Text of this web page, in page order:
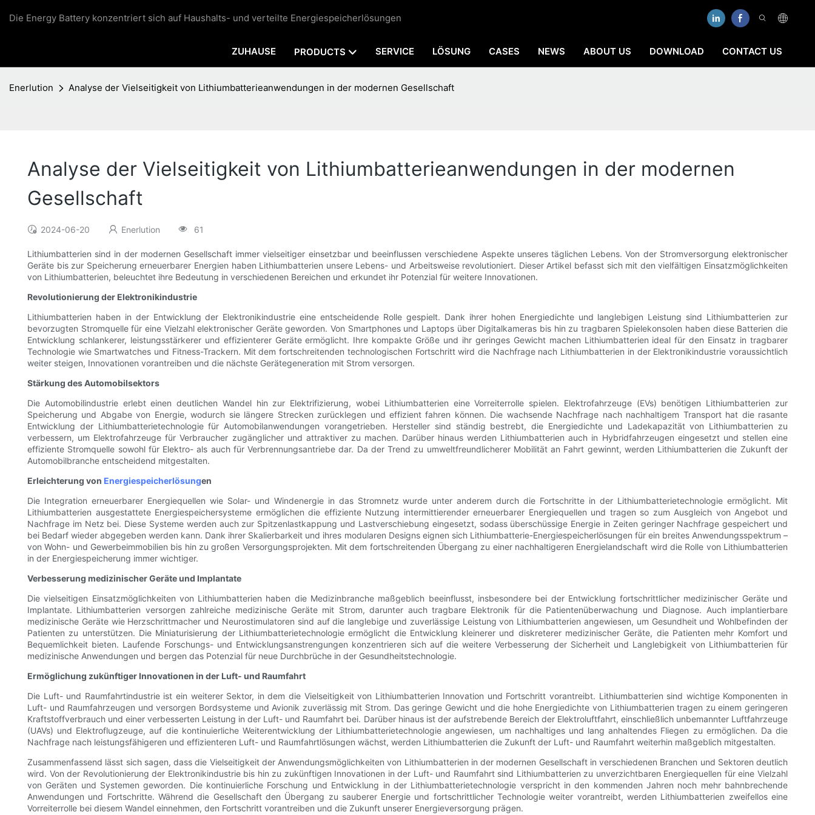
Die Energy Battery konzentriert sich auf Haushalts- und verteilte Energiespeicherlösungen
ZUHAUSE PRODUCTS SERVICE LÖSUNG CASES NEWS ABOUT US DOWNLOAD CONTACT US
Enerlution Analyse der Vielseitigkeit von Lithiumbatterieanwendungen in der modernen Gesellschaft
Analyse der Vielseitigkeit von Lithiumbatterieanwendungen in der modernen
Gesellschaft
2024-06-20 Enerlution 61
Lithiumbatterien sind in der modernen Gesellschaft immer vielseitiger einsetzbar und beeinflussen verschiedene Aspekte unseres täglichen Lebens. Von der Stromversorgung elektronischer
Geräte bis zur Speicherung erneuerbarer Energien haben Lithiumbatterien unsere Lebens- und Arbeitsweise revolutioniert. Dieser Artikel befasst sich mit den vielfältigen Einsatzmöglichkeiten
von Lithiumbatterien, beleuchtet ihre Bedeutung in verschiedenen Bereichen und erkundet ihr Potenzial für weitere Innovationen.
Revolutionierung der Elektronikindustrie
Lithiumbatterien haben in der Entwicklung der Elektronikindustrie eine entscheidende Rolle gespielt. Dank ihrer hohen Energiedichte und langlebigen Leistung sind Lithiumbatterien zur
bevorzugten Stromquelle für eine Vielzahl elektronischer Geräte geworden. Von Smartphones und Laptops über Digitalkameras bis hin zu tragbaren Spielekonsolen haben diese Batterien die
Entwicklung schlankerer, leistungsstärkerer und effizienterer Geräte ermöglicht. Ihre kompakte Größe und ihr geringes Gewicht machen Lithiumbatterien ideal für den Einsatz in tragbarer
Technologie wie Smartwatches und Fitness-Trackern. Mit dem fortschreitenden technologischen Fortschritt wird die Nachfrage nach Lithiumbatterien in der Elektronikindustrie voraussichtlich
weiter steigen, Innovationen vorantreiben und die nächste Gerätegeneration mit Strom versorgen.
Stärkung des Automobilsektors
Die Automobilindustrie erlebt einen deutlichen Wandel hin zur Elektrifizierung, wobei Lithiumbatterien eine Vorreiterrolle spielen. Elektrofahrzeuge (EVs) benötigen Lithiumbatterien zur
Speicherung und Abgabe von Energie, wodurch sie längere Strecken zurücklegen und effizient fahren können. Die wachsende Nachfrage nach nachhaltigem Transport hat die rasante
Entwicklung der Lithiumbatterietechnologie für Automobilanwendungen vorangetrieben. Hersteller sind ständig bestrebt, die Energiedichte und Ladekapazität von Lithiumbatterien zu
verbessern, um Elektrofahrzeuge für Verbraucher zugänglicher und attraktiver zu machen. Darüber hinaus werden Lithiumbatterien auch in Hybridfahrzeugen eingesetzt und stellen eine
effiziente Stromquelle sowohl für Elektro- als auch für Verbrennungsantriebe dar. Da der Trend zu umweltfreundlicherer Mobilität an Fahrt gewinnt, werden Lithiumbatterien die Zukunft der
Automobilbranche entscheidend mitgestalten.
Erleichterung von Energiespeicherlösungen
Die Integration erneuerbarer Energiequellen wie Solar- und Windenergie in das Stromnetz wurde unter anderem durch die Fortschritte in der Lithiumbatterietechnologie ermöglicht. Mit
Lithiumbatterien ausgestattete Energiespeichersysteme ermöglichen die effiziente Nutzung intermittierender erneuerbarer Energiequellen und tragen so zum Ausgleich von Angebot und
Nachfrage im Netz bei. Diese Systeme werden auch zur Spitzenlastkappung und Lastverschiebung eingesetzt, sodass überschüssige Energie in Zeiten geringer Nachfrage gespeichert und
bei Bedarf wieder abgegeben werden kann. Dank ihrer Skalierbarkeit und ihres modularen Designs eignen sich Lithiumbatterie-Energiespeicherlösungen für ein breites Anwendungsspektrum –
von Wohn- und Gewerbeimmobilien bis hin zu großen Versorgungsprojekten. Mit dem fortschreitenden Übergang zu einer nachhaltigeren Energielandschaft wird die Rolle von Lithiumbatterien
in der Energiespeicherung immer wichtiger.
Verbesserung medizinischer Geräte und Implantate
Die vielseitigen Einsatzmöglichkeiten von Lithiumbatterien haben die Medizinbranche maßgeblich beeinflusst, insbesondere bei der Entwicklung fortschrittlicher medizinischer Geräte und
Implantate. Lithiumbatterien versorgen zahlreiche medizinische Geräte mit Strom, darunter auch tragbare Elektronik für die Patientenüberwachung und Diagnose. Auch implantierbare
medizinische Geräte wie Herzschrittmacher und Neurostimulatoren sind auf die langlebige und zuverlässige Leistung von Lithiumbatterien angewiesen, um Gesundheit und Wohlbefinden der
Patienten zu unterstützen. Die Miniaturisierung der Lithiumbatterietechnologie ermöglicht die Entwicklung kleinerer und diskreterer medizinischer Geräte, die Patienten mehr Komfort und
Bequemlichkeit bieten. Laufende Forschungs- und Entwicklungsanstrengungen konzentrieren sich auf die weitere Verbesserung der Sicherheit und Langlebigkeit von Lithiumbatterien für
medizinische Anwendungen und bergen das Potenzial für neue Durchbrüche in der Gesundheitstechnologie.
Ermöglichung zukünftiger Innovationen in der Luft- und Raumfahrt
Die Luft- und Raumfahrtindustrie ist ein weiterer Sektor, in dem die Vielseitigkeit von Lithiumbatterien Innovation und Fortschritt vorantreibt. Lithiumbatterien sind wichtige Komponenten in
Luft- und Raumfahrzeugen und versorgen Bordsysteme und Avionik zuverlässig mit Strom. Das geringe Gewicht und die hohe Energiedichte von Lithiumbatterien tragen zu einem geringeren
Kraftstoffverbrauch und einer verbesserten Leistung in der Luft- und Raumfahrt bei. Darüber hinaus ist der aufstrebende Bereich der Elektroluftfahrt, einschließlich unbemannter Luftfahrzeuge
(UAVs) und Elektroflugzeuge, auf die kontinuierliche Weiterentwicklung der Lithiumbatterietechnologie angewiesen, um nachhaltiges und lang anhaltendes Fliegen zu ermöglichen. Da die
Nachfrage nach leistungsfähigeren und effizienteren Luft- und Raumfahrtlösungen wächst, werden Lithiumbatterien die Zukunft der Luft- und Raumfahrt weiterhin maßgeblich mitgestalten.
Zusammenfassend lässt sich sagen, dass die Vielseitigkeit der Anwendungsmöglichkeiten von Lithiumbatterien in der modernen Gesellschaft in verschiedenen Branchen und Sektoren deutlich
wird. Von der Revolutionierung der Elektronikindustrie bis hin zu zukünftigen Innovationen in der Luft- und Raumfahrt sind Lithiumbatterien zu unverzichtbaren Energiequellen für eine Vielzahl
von Geräten und Systemen geworden. Die kontinuierliche Forschung und Entwicklung in der Lithiumbatterietechnologie verspricht in den kommenden Jahren noch mehr bahnbrechende
Anwendungen und Fortschritte. Während die Gesellschaft den Übergang zu sauberer Energie und fortschrittlicher Technologie weiter vorantreibt, werden Lithiumbatterien zweifellos eine
Vorreiterrolle bei diesem Wandel einnehmen, den Fortschritt vorantreiben und die Zukunft unserer Energieversorgung prägen.